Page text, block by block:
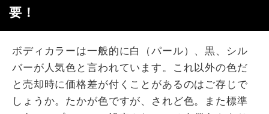
要！
ボディカラーは一般的に白（パール）、黒、シル
バーが人気色と言われています。これ以外の色だ
と売却時に価格差が付くことがあるのはご存じで
しょうか。たかが色ですが、されど色。また標準